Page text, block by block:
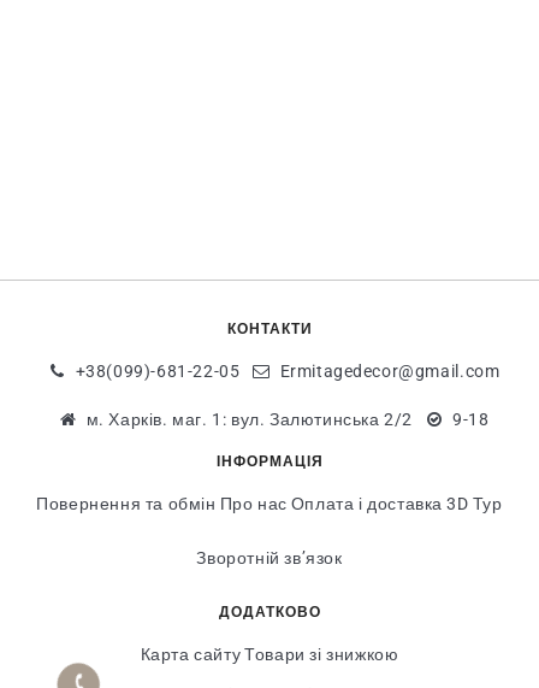
КОНТАКТИ
+38(099)-681-22-05 Ermitagedecor@gmail.com
м. Харків. маг. 1: вул. Залютинська 2/2 9-18
ІНФОРМАЦІЯ
Повернення та обмін Про нас Оплата і доставка 3D Тур
Зворотній зв’язок
ДОДАТКОВО
Карта сайту Товари зі знижкою